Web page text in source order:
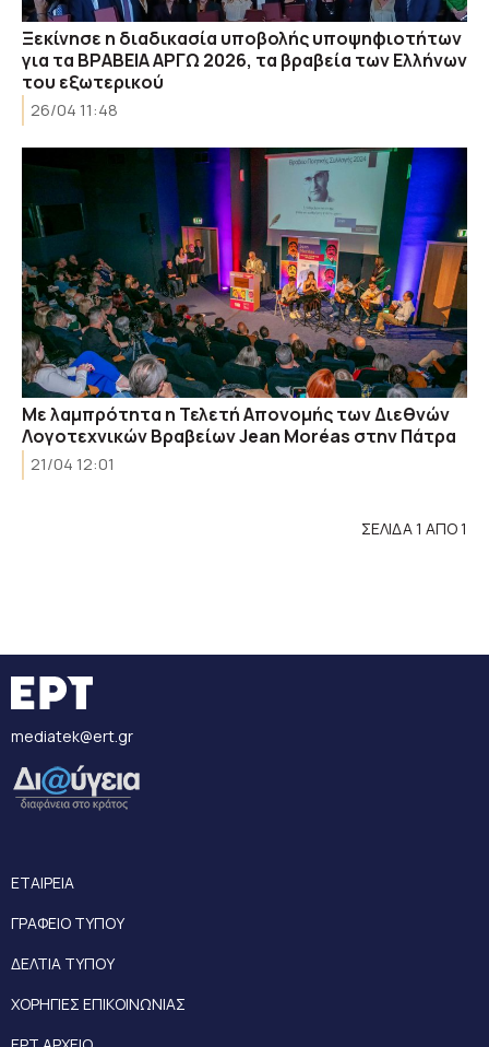
Ξεκίνησε η διαδικασία υποβολής υποψηφιοτήτων
για τα ΒΡΑΒΕΙΑ ΑΡΓΩ 2026, τα βραβεία των Ελλήνων
του εξωτερικού
26/04 11:48
Με λαμπρότητα η Τελετή Απονομής των Διεθνών
Λογοτεχνικών Βραβείων Jean Moréas στην Πάτρα
21/04 12:01
ΣΕΛΙΔΑ 1 ΑΠΟ 1
mediatek@ert.gr
ΕΤΑΙΡΕΙΑ
ΓΡΑΦΕΙΟ ΤΥΠΟΥ
ΔΕΛΤΙΑ ΤΥΠΟΥ
ΧΟΡΗΓΙΕΣ ΕΠΙΚΟΙΝΩΝΙΑΣ